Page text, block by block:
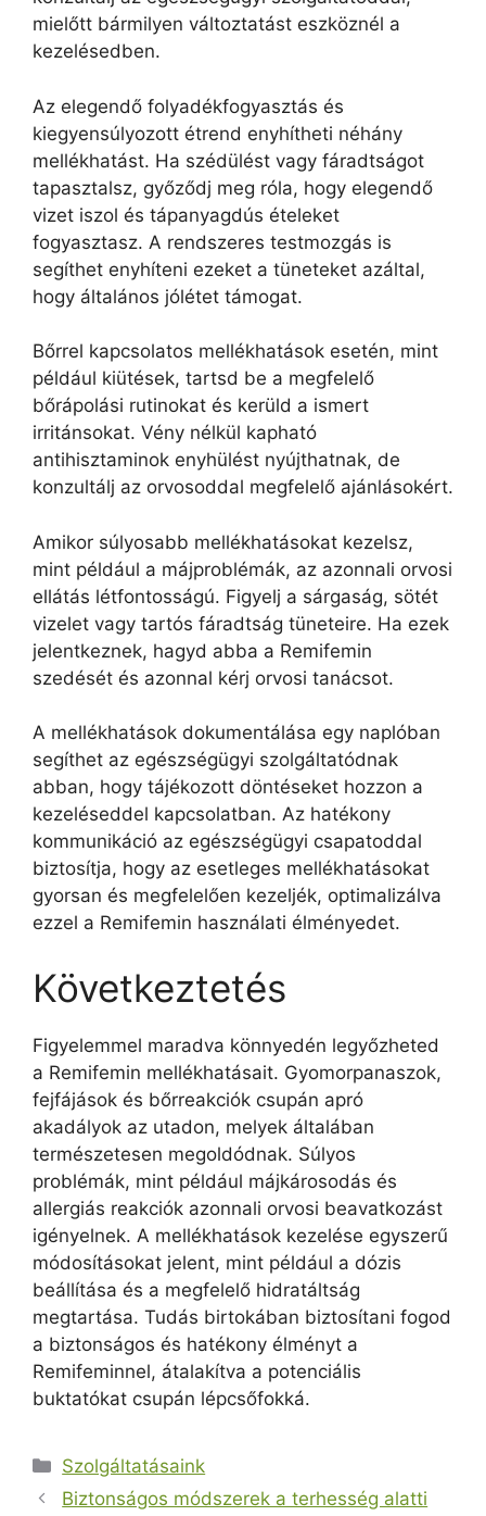
mielőtt bármilyen változtatást eszköznél a
kezelésedben.
Az elegendő folyadékfogyasztás és
kiegyensúlyozott étrend enyhítheti néhány
mellékhatást. Ha szédülést vagy fáradtságot
tapasztalsz, győződj meg róla, hogy elegendő
vizet iszol és tápanyagdús ételeket
fogyasztasz. A rendszeres testmozgás is
segíthet enyhíteni ezeket a tüneteket azáltal,
hogy általános jólétet támogat.
Bőrrel kapcsolatos mellékhatások esetén, mint
például kiütések, tartsd be a megfelelő
bőrápolási rutinokat és kerüld a ismert
irritánsokat. Vény nélkül kapható
antihisztaminok enyhülést nyújthatnak, de
konzultálj az orvosoddal megfelelő ajánlásokért.
Amikor súlyosabb mellékhatásokat kezelsz,
mint például a májproblémák, az azonnali orvosi
ellátás létfontosságú. Figyelj a sárgaság, sötét
vizelet vagy tartós fáradtság tüneteire. Ha ezek
jelentkeznek, hagyd abba a Remifemin
szedését és azonnal kérj orvosi tanácsot.
A mellékhatások dokumentálása egy naplóban
segíthet az egészségügyi szolgáltatódnak
abban, hogy tájékozott döntéseket hozzon a
kezeléseddel kapcsolatban. Az hatékony
kommunikáció az egészségügyi csapatoddal
biztosítja, hogy az esetleges mellékhatásokat
gyorsan és megfelelően kezeljék, optimalizálva
ezzel a Remifemin használati élményedet.
Következtetés
Figyelemmel maradva könnyedén legyőzheted
a Remifemin mellékhatásait. Gyomorpanaszok,
fejfájások és bőrreakciók csupán apró
akadályok az utadon, melyek általában
természetesen megoldódnak. Súlyos
problémák, mint például májkárosodás és
allergiás reakciók azonnali orvosi beavatkozást
igényelnek. A mellékhatások kezelése egyszerű
módosításokat jelent, mint például a dózis
beállítása és a megfelelő hidratáltság
megtartása. Tudás birtokában biztosítani fogod
a biztonságos és hatékony élményt a
Remifeminnel, átalakítva a potenciális
buktatókat csupán lépcsőfokká.
Kategória
Szolgáltatásaink
Biztonságos módszerek a terhesség alatti